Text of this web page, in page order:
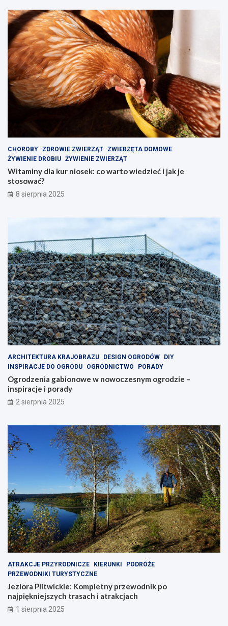
CHOROBY ZDROWIE ZWIERZĄT
ZWIERZĘTA DOMOWE
ŻYWIENIE DROBIU ŻYWIENIE ZWIERZĄT
Witaminy dla kur niosek: co warto wiedzieć i jak je
stosować?
8 sierpnia 2025
ARCHITEKTURA KRAJOBRAZU DESIGN OGRODÓW
DIY
INSPIRACJE DO OGRODU
OGRODNICTWO PORADY
Ogrodzenia gabionowe w nowoczesnym ogrodzie –
inspiracje i porady
2 sierpnia 2025
ATRAKCJE PRZYRODNICZE KIERUNKI
PODRÓŻE
PRZEWODNIKI TURYSTYCZNE
Jeziora Plitwickie: Kompletny przewodnik po
najpiękniejszych trasach i atrakcjach
1 sierpnia 2025